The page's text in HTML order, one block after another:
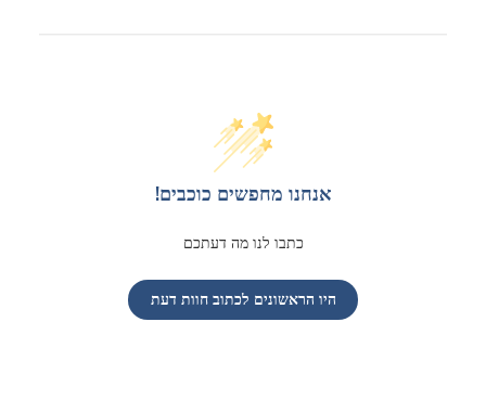
אנחנו מחפשים כוכבים!
כתבו לנו מה דעתכם
היו הראשונים לכתוב חוות דעת